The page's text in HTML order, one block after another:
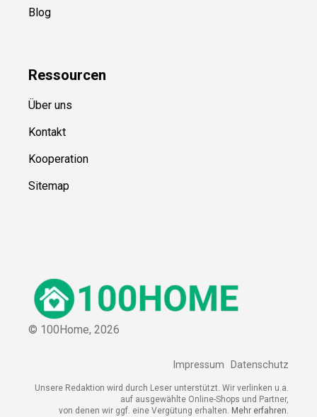
Blog
Ressourcen
Über uns
Kontakt
Kooperation
Sitemap
© 100Home, 2026
Impressum Datenschutz
Unsere Redaktion wird durch Leser unterstützt. Wir verlinken u.a.
auf ausgewählte Online-Shops und Partner,
von denen wir ggf. eine Vergütung erhalten. Mehr erfahren.